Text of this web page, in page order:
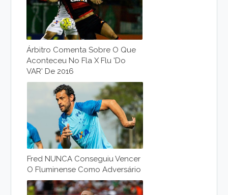
Árbitro Comenta Sobre O Que
Aconteceu No Fla X Flu 'do
VAR' De 2016
Fred NUNCA Conseguiu Vencer
O Fluminense Como Adversário